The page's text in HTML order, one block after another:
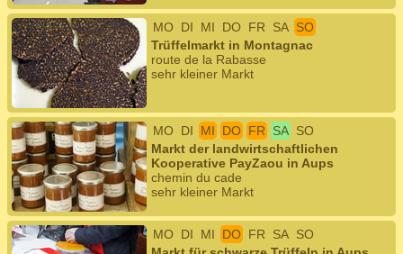
MO DI MI DO FR SA SO
Trüffelmarkt in Montagnac
route de la Rabasse
sehr kleiner Markt
MO DI MI DO FR SA SO
Markt der landwirtschaftlichen
Kooperative PayZaou in Aups
chemin du cade
sehr kleiner Markt
MO DI MI DO FR SA SO